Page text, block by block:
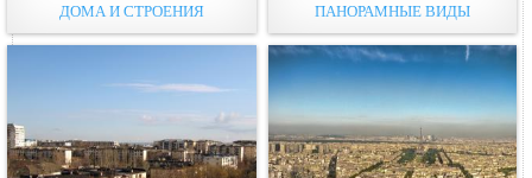
ДОМА И СТРОЕНИЯ ПАНОРАМНЫЕ ВИДЫ